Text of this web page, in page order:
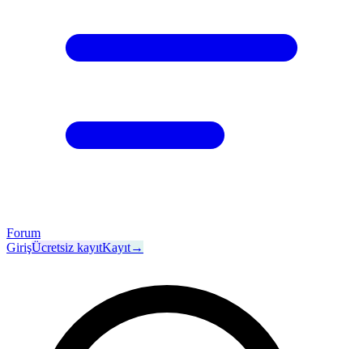
Forum
GirişÜcretsiz kayıtKayıt→